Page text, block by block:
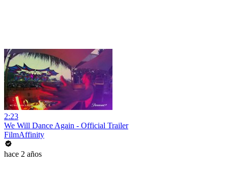
2:23
We Will Dance Again - Official Trailer
FilmAffinity
hace 2 años